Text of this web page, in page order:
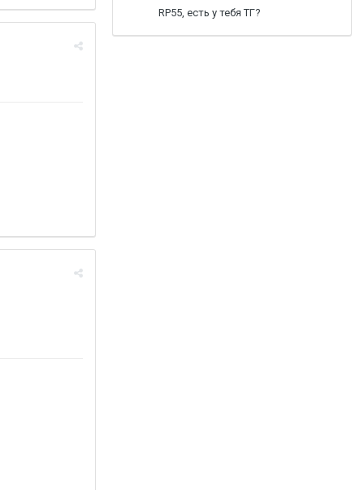
RP55, есть у тебя ТГ?